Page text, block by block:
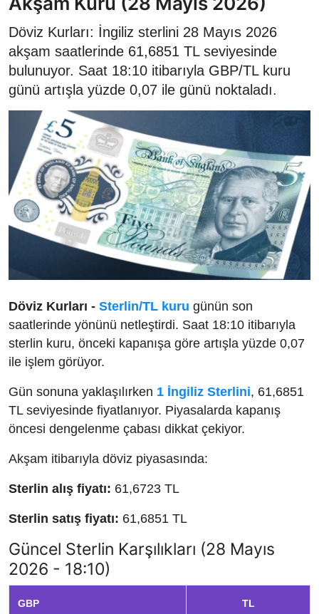
Döviz Kurları: İngiliz sterlini 28 Mayıs 2026
akşam saatlerinde 61,6851 TL seviyesinde
bulunuyor. Saat 18:10 itibarıyla GBP/TL kuru
günü artışla yüzde 0,07 ile günü noktaladı.
Döviz Kurları - Sterlin/TL kuru günün son
saatlerinde yönünü netleştirdi. Saat 18:10 itibarıyla
sterlin kuru, önceki kapanışa göre artışla yüzde 0,07
ile işlem görüyor.
Gün sonuna yaklaşılırken 1 İngiliz Sterlini, 61,6851
TL seviyesinde fiyatlanıyor. Piyasalarda kapanış
öncesi dengelenme çabası dikkat çekiyor.
Akşam itibarıyla döviz piyasasında:
Sterlin alış fiyatı: 61,6723 TL
Sterlin satış fiyatı: 61,6851 TL
Güncel Sterlin Karşılıkları (28 Mayıs
2026 - 18:10)
GBP TL